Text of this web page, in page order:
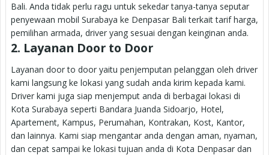
Bali. Anda tidak perlu ragu untuk sekedar tanya-tanya seputar
penyewaan mobil Surabaya ke Denpasar Bali terkait tarif harga,
pemilihan armada, driver yang sesuai dengan keinginan anda.
2. Layanan Door to Door
Layanan door to door yaitu penjemputan pelanggan oleh driver
kami langsung ke lokasi yang sudah anda kirim kepada kami.
Driver kami juga siap menjemput anda di berbagai lokasi di
Kota Surabaya seperti Bandara Juanda Sidoarjo, Hotel,
Apartement, Kampus, Perumahan, Kontrakan, Kost, Kantor,
dan lainnya. Kami siap mengantar anda dengan aman, nyaman,
dan cepat sampai ke lokasi tujuan anda di Kota Denpasar dan